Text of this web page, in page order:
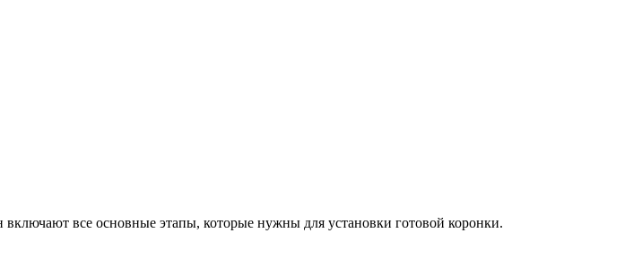
все основные этапы, которые нужны для установки готовой коронки.